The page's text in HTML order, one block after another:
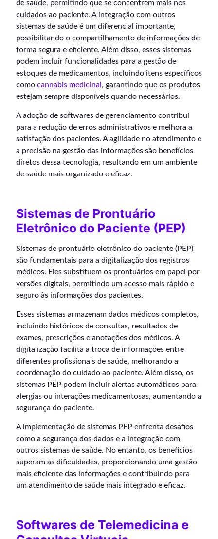
de saúde, permitindo que se concentrem mais nos
cuidados ao paciente. A integração com outros
sistemas de saúde é um diferencial importante,
possibilitando o compartilhamento de informações de
forma segura e eficiente. Além disso, esses sistemas
podem incluir funcionalidades para a gestão de
estoques de medicamentos, incluindo itens específicos
como cannabis medicinal , garantindo que os produtos
estejam sempre disponíveis quando necessários.
A adoção de softwares de gerenciamento contribui
para a redução de erros administrativos e melhora a
satisfação dos pacientes. A agilidade no atendimento e
a precisão na gestão das informações são benefícios
diretos dessa tecnologia, resultando em um ambiente
de saúde mais organizado e eficaz.
Sistemas de Prontuário
Eletrônico do Paciente (PEP)
Sistemas de prontuário eletrônico do paciente (PEP)
são fundamentais para a digitalização dos registros
médicos. Eles substituem os prontuários em papel por
versões digitais, permitindo um acesso mais rápido e
seguro às informações dos pacientes.
Esses sistemas armazenam dados médicos completos,
incluindo históricos de consultas, resultados de
exames, prescrições e anotações dos médicos. A
digitalização facilita a troca de informações entre
diferentes profissionais de saúde, melhorando a
coordenação do cuidado ao paciente. Além disso, os
sistemas PEP podem incluir alertas automáticos para
alergias ou interações medicamentosas, aumentando a
segurança do paciente.
A implementação de sistemas PEP enfrenta desafios
como a segurança dos dados e a integração com
outros sistemas de saúde. No entanto, os benefícios
superam as dificuldades, proporcionando uma gestão
mais eficiente das informações e contribuindo para
um atendimento de saúde mais integrado e eficaz.
Softwares de Telemedicina e